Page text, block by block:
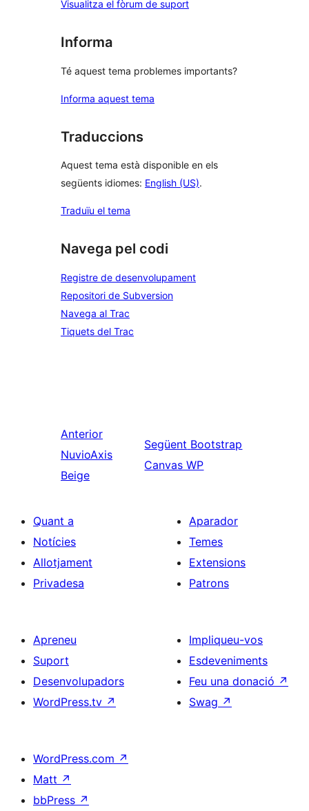
Visualitza el fòrum de suport
Informa
Té aquest tema problemes importants?
Informa aquest tema
Traduccions
Aquest tema està disponible en els
següents idiomes: English (US).
Traduïu el tema
Navega pel codi
Registre de desenvolupament
Repositori de Subversion
Navega al Trac
Tiquets del Trac
Anterior
NuvioAxis
Beige
Següent Bootstrap
Canvas WP
Quant a
Notícies
Allotjament
Privadesa
Aparador
Temes
Extensions
Patrons
Apreneu
Suport
Desenvolupadors
WordPress.tv ↗
Impliqueu-vos
Esdeveniments
Feu una donació ↗
Swag ↗
WordPress.com ↗
Matt ↗
bbPress ↗